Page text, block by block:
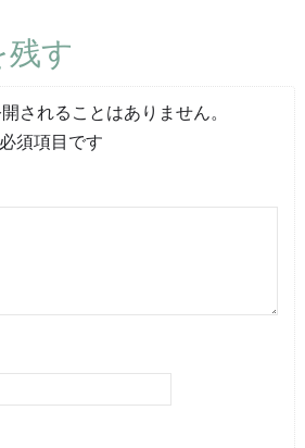
残す
されることはありません。
須項目です